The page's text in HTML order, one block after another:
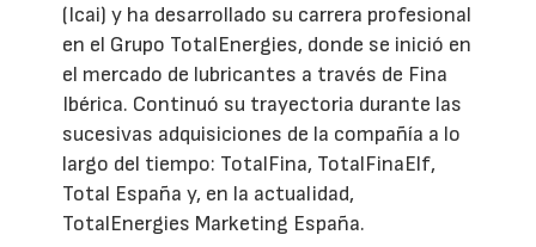
(Icai) y ha desarrollado su carrera profesional
en el Grupo TotalEnergies, donde se inició en
el mercado de lubricantes a través de Fina
Ibérica. Continuó su trayectoria durante las
sucesivas adquisiciones de la compañía a lo
largo del tiempo: TotalFina, TotalFinaElf,
Total España y, en la actualidad,
TotalEnergies Marketing España.